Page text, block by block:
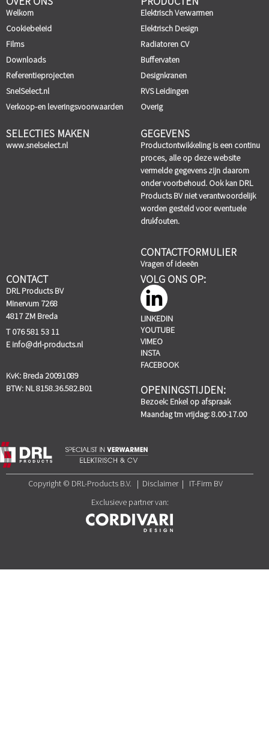
Welkom
Cookiebeleid
Films
Downloads
Referentieprojecten
SnelSelect.nl
Verkoop-en leveringsvoorwaarden
Elektrisch Verwarmen
Elektrisch Design
Radiatoren CV
Buffervaten
Designkranen
RVS Leidingen
Overig
SELECTIES MAKEN
www.snelselect.nl
GEGEVENS
Productontwikkeling is een continu
proces, alle op deze website
vermelde gegevens zijn daarom
onder voorbehoud. Ook kan DRL
Products BV niet verantwoordelijk
worden gesteld voor eventuele
drukfouten.
CONTACTFORMULIER
Vragen of ideeën
CONTACT
DRL Products BV
Minervum 7268
4817 ZM Breda
T 076 581 53 11
E info@drl-products.nl
KvK: Breda 20091089
BTW: NL 8158.36.582.B01
VOLG ONS OP:
LINKEDIN
YOUTUBE
VIMEO
INSTA
FACEBOOK
OPENINGSTIJDEN:
Bezoek: Enkel op afspraak
Maandag tm vrijdag: 8.00-17.00
Copyright © DRL-Products B.V. | Disclaimer | IT-Firm BV
Exclusieve partner van: